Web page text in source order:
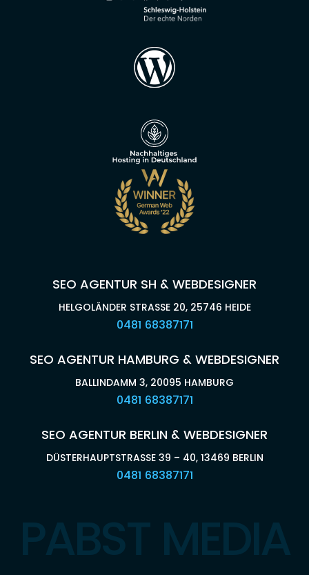
SEO AGENTUR SH & WEBDESIGNER
HELGOLÄNDER STRASSE 20, 25746 HEIDE
0481 68387171
SEO AGENTUR HAMBURG & WEBDESIGNER
BALLINDAMM 3, 20095 HAMBURG
0481 68387171
SEO AGENTUR BERLIN & WEBDESIGNER
DÜSTERHAUPTSTRASSE 39 – 40, 13469 BERLIN
0481 68387171
PABST MEDIA